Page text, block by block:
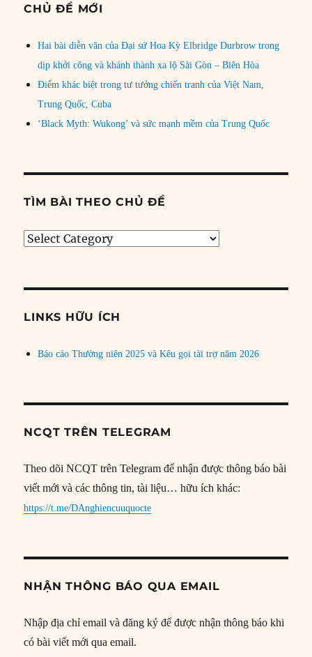
CHỦ ĐỀ MỚI
Hai bài diễn văn của Đại sứ Hoa Kỳ Elbridge Durbrow trong
dịp khởi công và khánh thành xa lộ Sài Gòn – Biên Hòa
Điểm khác biệt trong tư tưởng chiến tranh của Việt Nam,
Trung Quốc, Cuba
‘Black Myth: Wukong’ và sức mạnh mềm của Trung Quốc
TÌM BÀI THEO CHỦ ĐỀ
Tìm
đề
LINKS HỮU ÍCH
Báo cáo Thường niên 2025 và Kêu gọi tài trợ năm 2026
NCQT TRÊN TELEGRAM
Theo dõi NCQT trên Telegram để nhận được thông báo bài
viết mới và các thông tin, tài liệu… hữu ích khác:
https://t.me/DAnghiencuuquocte
NHẬN THÔNG BÁO QUA EMAIL
Nhập địa chỉ email và đăng ký để được nhận thông báo khi
có bài viết mới qua email.